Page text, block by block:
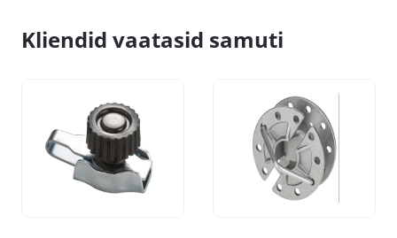
Kliendid vaatasid samuti